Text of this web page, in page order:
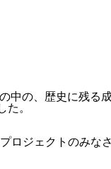
中の、歴史に残る
。
ロジェクトのみなさ